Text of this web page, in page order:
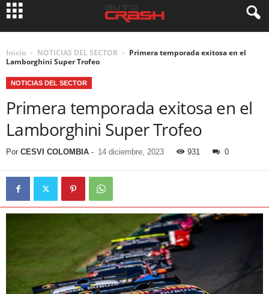
Inicio NOTICIAS DEL SECTOR
Primera temporada exitosa en el
Lamborghini Super Trofeo
NOTICIAS DEL SECTOR
Primera temporada exitosa en el
Lamborghini Super Trofeo
Por CESVI COLOMBIA - 14 diciembre, 2023 931 0